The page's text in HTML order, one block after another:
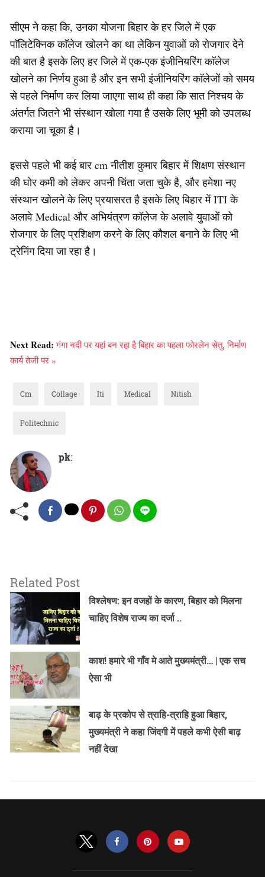
सीएम ने कहा कि, उनका योजना बिहार के हर जिले में एक
पाॅलिटेक्निक काॅलेज खोलने का था लेकिन युवाओं को रोजगार देने
की बात है इसके लिए हर जिले में एक-एक इंजीनियरिंग काॅलेज
खोलने का निर्णय हुआ है और इन सभी इंजीनियरिंग काॅलेजों को समय
से पहले निर्माण कर लिया जाएगा साथ ही कहा कि सात निश्चय के
अंतर्गत जितने भी संस्थान खोला गया है उसके लिए भूमी को उपलब्ध
कराया जा चूका है।
इससे पहले भी कई बार cm नीतीश कुमार बिहार में शिक्षण संस्थान
की घोर कमी को लेकर अपनी चिंता जता चुके है, और हमेशा नए
संस्थान खोलने के लिए प्रयासरत है इसके लिए बिहार में ITI के
अलावे Medical और अभियंत्रण कॉलेज के अलावे युवाओं को
रोजगार के लिए प्रशिक्षण करने के लिए कौशल बनाने के लिए भी
ट्रेनिंग दिया जा रहा है।
Next Read:गंगा नदी पर यहां बन रहा है बिहार का पहला फोरलेन सेतु, निर्माण
कार्य तेजी पर »
Cm Collage Iti Medical Nitish
Politechnic
pk:
Related Post
विश्लेषण: इन वजहों के कारण, बिहार को मिलना
चाहिए विशेष राज्य का दर्जा ..
काश! हमारे भी गाँव मे आते मुख्यमंत्री… | एक सच
ऐसा भी
बाढ़ के प्रकोप से त्राहि-त्राहि हुआ बिहार,
मुख्यमंत्री ने कहा जिंदगी में पहले कभी ऐसी बाढ़
नहीं देखा